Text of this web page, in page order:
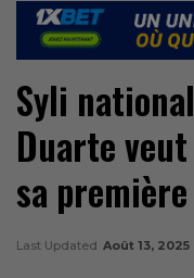
Syli
Duarte
sa première
Last Updated Août 13, 2025